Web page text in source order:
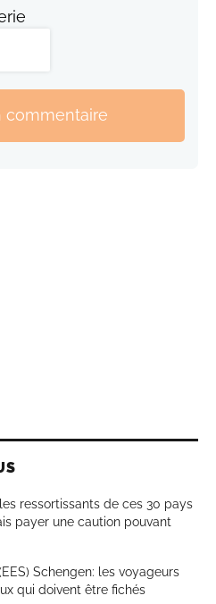
commentaire
ressortissants de ces 30 pays
payer une caution pouvant
Schengen: les voyageurs
qui doivent être fichés